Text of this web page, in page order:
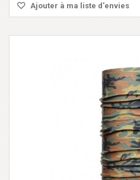
Ajouter à ma liste d'envies